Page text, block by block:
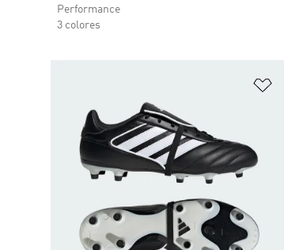
Performance
3 colores